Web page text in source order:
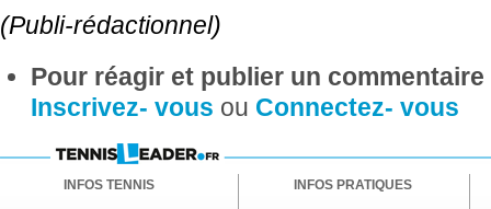
(Publi-rédactionnel)
Pour réagir et publier un
Inscrivez- vous ou Connectez- vous
INFOS TENNIS INFOS PRATIQUES